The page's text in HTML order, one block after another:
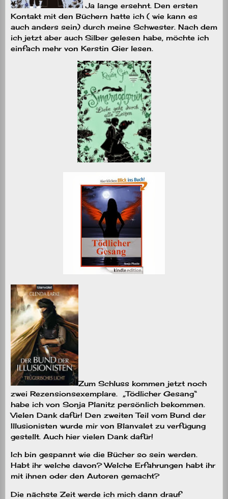
Ja lange ersehnt. Den ersten
Kontakt mit den Büchern hatte ich ( wie kann es
auch anders sein) durch meine Schwester. Nach dem
ich jetzt aber auch Silber gelesen habe, möchte ich
einfach mehr von Kerstin Gier lesen.
Zum Schluss kommen jetzt noch
zwei Rezensionsexemplare. „Tödlicher Gesang“
habe ich von Sonja Planitz persönlich bekommen.
Vielen Dank dafür! Den zweiten Teil vom Bund der
Illusionisten wurde mir von Blanvalet zu verfügung
gestellt. Auch hier vielen Dank dafür!
Ich bin gespannt wie die Bücher so sein werden.
Habt ihr welche davon? Welche Erfahrungen habt ihr
mit ihnen oder den Autoren gemacht?
Die nächste Zeit werde ich mich dann drauf